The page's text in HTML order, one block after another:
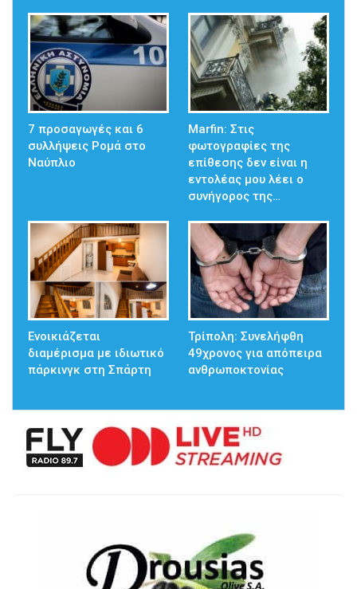
7 προσαγωγές και 6
συλλήψεις Ρομά στο
Ναύπλιο
Marfin: Στις
φωτογραφίες της
επίθεσης δεν είναι η
εντολέας μου λέει ο
συνήγορος της…
Ενοικιάζεται
διαμέρισμα με ιδιωτικό
πάρκινγκ στη Σπάρτη
Τρίπολη: Συνελήφθη
49χρονος για απόπειρα
ανθρωποκτονίας